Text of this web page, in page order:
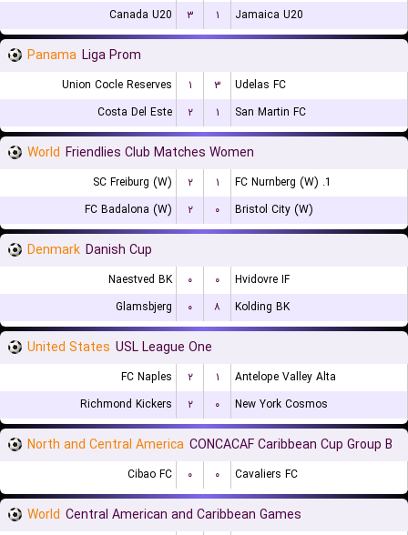
Canada U20 ۳ ۱ Jamaica U20
Panama Liga Prom
Union Cocle Reserves ۱ ۳
Udelas FC
Costa Del Este
۲ ۱ San Martin FC
World Friendlies Club Matches Women
SC Freiburg (W) ۲ ۱
1. FC Nurnberg (W)
FC Badalona (W)
۲ ۰ Bristol City (W)
Denmark Danish Cup
Naestved BK ۰ ۰
Hvidovre IF
Glamsbjerg
۰ ۸ Kolding BK
United States USL League One
FC Naples ۲ ۱
Antelope Valley Alta
Richmond Kickers
۲ ۰ New York Cosmos
North and Central America CONCACAF Caribbean Cup Group B
Cibao FC ۰ ۰ Cavaliers FC
World Central American and Caribbean Games